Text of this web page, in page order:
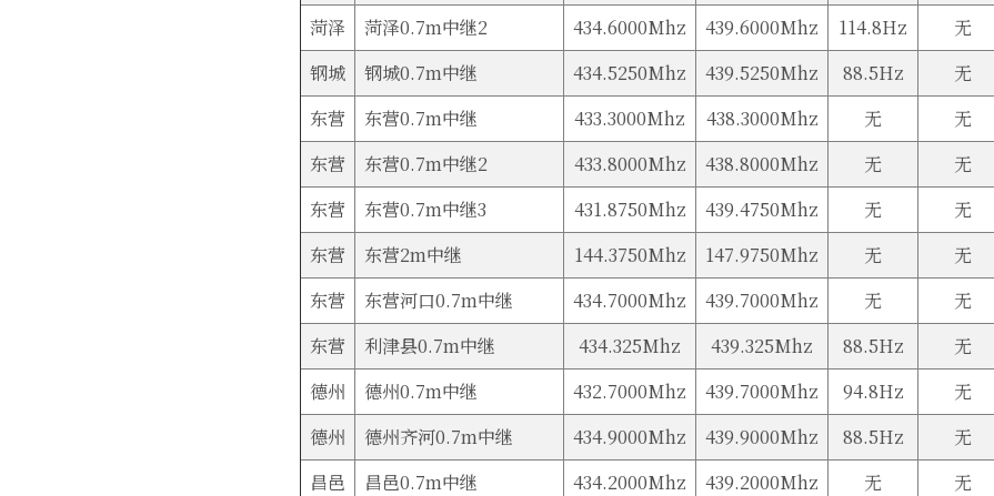
菏泽
菏泽0.7m中继2 434.6000Mhz 439.6000Mhz 114.8Hz 无
钢城
钢城0.7m中继 434.5250Mhz 439.5250Mhz 88.5Hz 无
东营
东营0.7m中继 433.3000Mhz 438.3000Mhz 无 无
东营
东营0.7m中继2 433.8000Mhz 438.8000Mhz 无 无
东营
东营0.7m中继3 431.8750Mhz 439.4750Mhz 无 无
东营
东营2m中继 144.3750Mhz 147.9750Mhz 无 无
东营
东营河口0.7m中继 434.7000Mhz 439.7000Mhz 无 无
东营
利津县0.7m中继 434.325Mhz 439.325Mhz 88.5Hz
无
德州
德州0.7m中继 432.7000Mhz 439.7000Mhz 94.8Hz 无
德州
德州齐河0.7m中继 434.9000Mhz 439.9000Mhz 88.5Hz 无
昌邑
昌邑0.7m中继 434.2000Mhz 439.2000Mhz 无 无